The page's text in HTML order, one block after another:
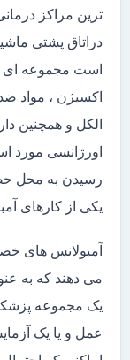
ترین مراکز
دراتاق پشتی
است مجموعه ای
اکسیژن ، مواد
الکل و همچنین
اورژانسی مورد
رسیدن به محل
یکی از کارهای
آمبولانس های
می دهند که به
یک مجموعه
عمل و یا یک